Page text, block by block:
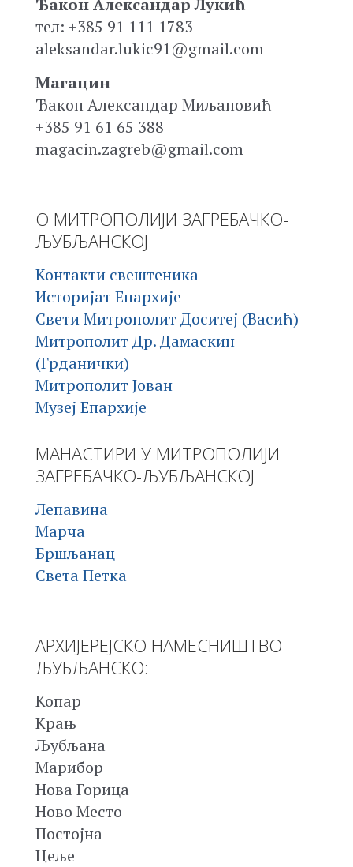
тел: +385 91 111 1783
aleksandar.lukic91@gmail.com
Магацин
Ђакон Александар Миљановић
+385 91 61 65 388
magacin.zagreb@gmail.com
О МИТРОПОЛИЈИ ЗАГРЕБАЧКО-
ЉУБЉАНСКОЈ
Контакти свештеника
Историјат Епархије
Свети Митрополит Доситеј (Васић)
Митрополит Др. Дамаскин
(Грданички)
Митрополит Јован
Музеј Епархије
МАНАСТИРИ У МИТРОПОЛИЈИ
ЗАГРЕБАЧКО-ЉУБЉАНСКОЈ
Лепавина
Марча
Бршљанац
Света Петка
АРХИЈЕРЕЈСКО НАМЕСНИШТВО
ЉУБЉАНСКО:
Копар
Крањ
Љубљана
Марибор
Нова Горица
Ново Место
Постојна
Цеље